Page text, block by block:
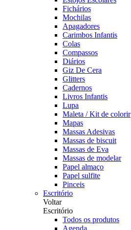
Fichários
Mochilas
Apagadores
Carimbos Infantis
Colas
Compassos
Diários
Giz De Cera
Glitters
Cadernos
Livros Infantis
Lupa
Maleta / Kit de colorir
Mapas
Massas Adesivas
Massas de biscuit
Massas de Eva
Massas de modelar
Papel almaço
Papel sulfite
Pinceis
Escritório
Voltar
Escritório
Todos os produtos
Agenda